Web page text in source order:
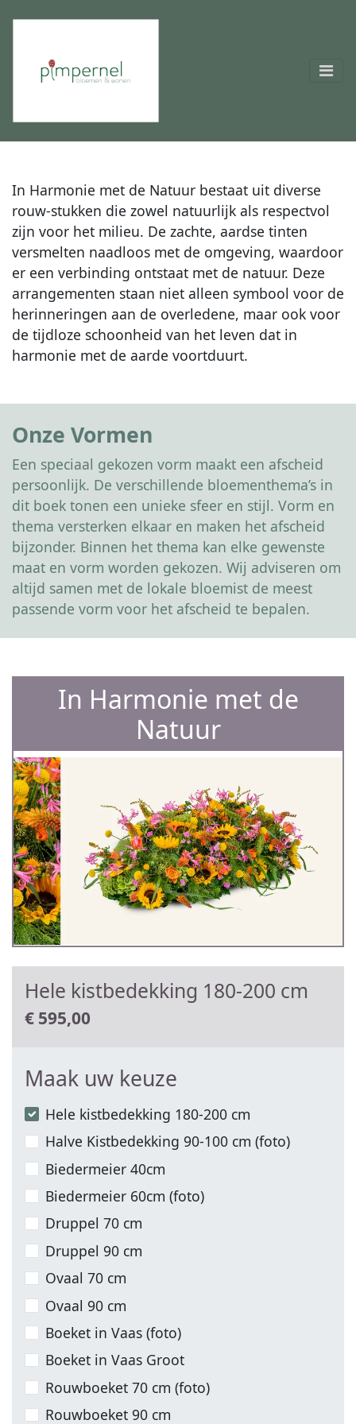
In Harmonie met de Natuur bestaat uit diverse
rouw-stukken die zowel natuurlijk als respectvol
zijn voor het milieu. De zachte, aardse tinten
versmelten naadloos met de omgeving, waardoor
er een verbinding ontstaat met de natuur. Deze
arrangementen staan niet alleen symbool voor de
herinneringen aan de overledene, maar ook voor
de tijdloze schoonheid van het leven dat in
harmonie met de aarde voortduurt.
Onze Vormen
Een speciaal gekozen vorm maakt een afscheid
persoonlijk. De verschillende bloementhema’s in
dit boek tonen een unieke sfeer en stijl. Vorm en
thema versterken elkaar en maken het afscheid
bijzonder. Binnen het thema kan elke gewenste
maat en vorm worden gekozen. Wij adviseren om
altijd samen met de lokale bloemist de meest
passende vorm voor het afscheid te bepalen.
In Harmonie met de
Natuur
Hele kistbedekking 180-200 cm
€ 595,00
Maak uw keuze
Hele kistbedekking 180-200 cm
Halve Kistbedekking 90-100 cm (foto)
Biedermeier 40cm
Biedermeier 60cm (foto)
Druppel 70 cm
Druppel 90 cm
Ovaal 70 cm
Ovaal 90 cm
Boeket in Vaas (foto)
Boeket in Vaas Groot
Rouwboeket 70 cm (foto)
Rouwboeket 90 cm